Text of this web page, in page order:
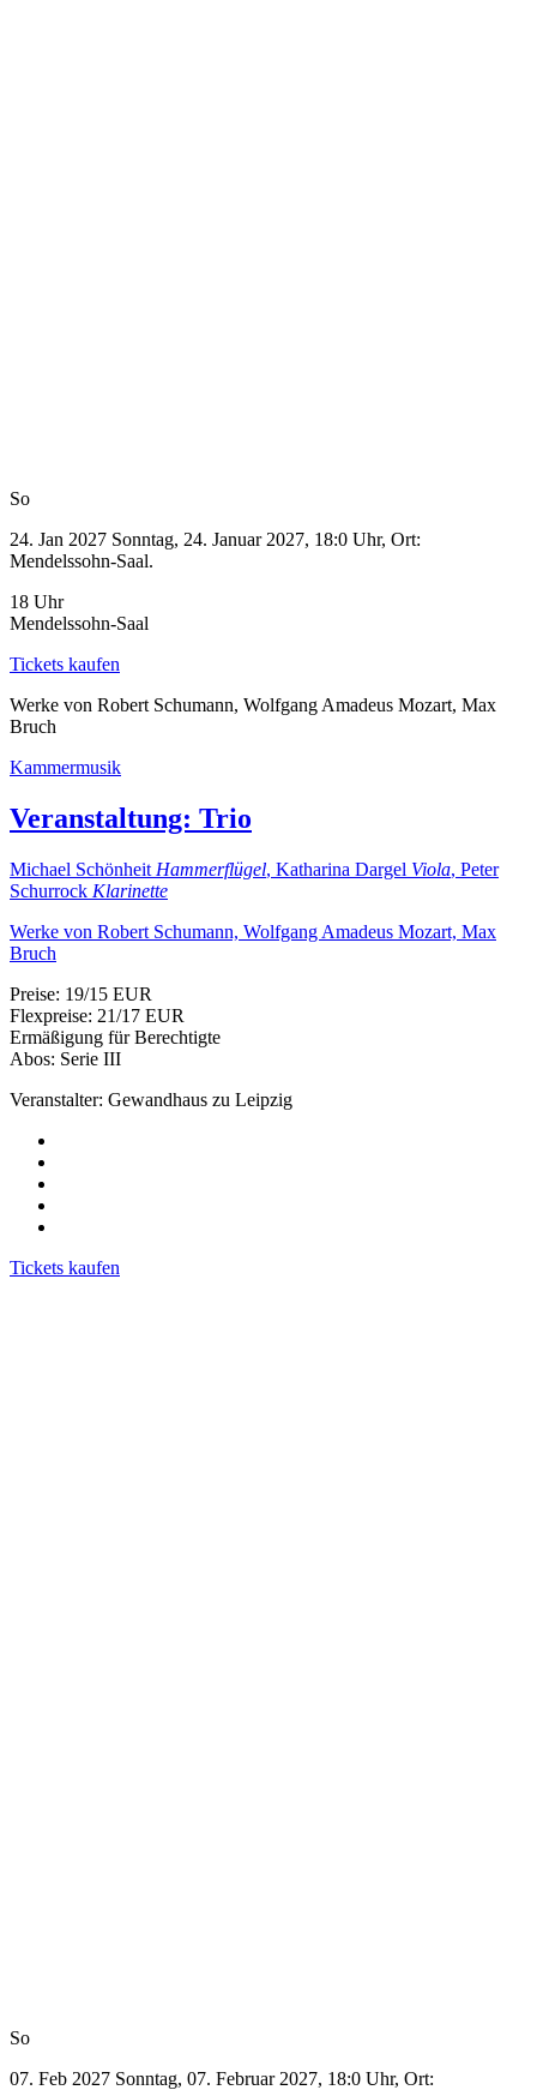
So
24. Jan 2027 Sonntag, 24. Januar 2027, 18:0 Uhr, Ort:
Mendelssohn-Saal.
18 Uhr
Mendelssohn-Saal
Tickets kaufen
Werke von Robert Schumann, Wolfgang Amadeus Mozart, Max
Bruch
Kammermusik
Veranstaltung: Trio
Michael Schönheit Hammerflügel, Katharina Dargel Viola, Peter
Schurrock Klarinette
Werke von Robert Schumann, Wolfgang Amadeus Mozart, Max
Bruch
Preise: 19/15 EUR
Flexpreise: 21/17 EUR
Ermäßigung für Berechtigte
Abos: Serie III
Veranstalter: Gewandhaus zu Leipzig
Tickets kaufen
So
07. Feb 2027 Sonntag, 07. Februar 2027, 18:0 Uhr, Ort: